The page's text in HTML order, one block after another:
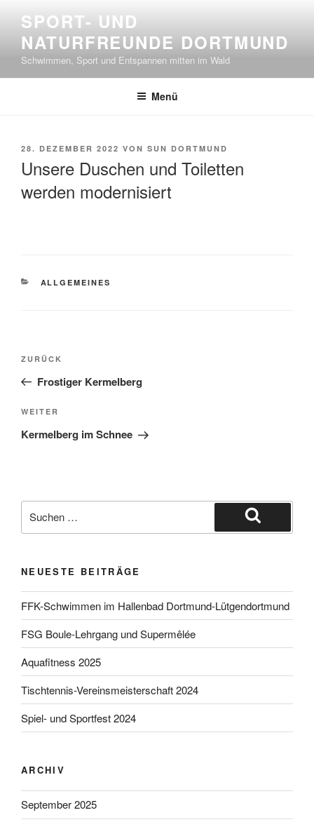
Inhalt
springen
SPORT- UND
NATURFREUNDE DORTMUND
Schwimmen, Sport und Entspannen mitten im Wald
Menü
VERÖFFENTLICHT
28. DEZEMBER 2022 VON SUN DORTMUND
Unsere Duschen und Toiletten
werden modernisiert
KATEGORIEN
ALLGEMEINES
Beitragsnavigation
Vorheriger
Beitrag
ZURÜCK
Frostiger Kermelberg
Nächster
Beitrag
WEITER
Kermelberg im Schnee
nach:
Suchen
NEUESTE BEITRÄGE
FFK-Schwimmen im Hallenbad Dortmund-Lütgendortmund
FSG Boule-Lehrgang und Supermêlée
Aquafitness 2025
Tischtennis-Vereinsmeisterschaft 2024
Spiel- und Sportfest 2024
ARCHIV
September 2025